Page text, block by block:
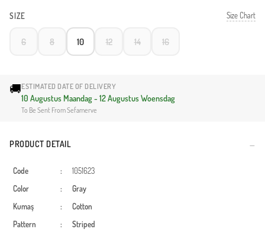
SIZE Size Chart
6 8 10 12 14 16
🚚ESTIMATED DATE OF DELIVERY
10 Augustus Maandag - 12 Augustus Woensdag
To Be Sent From Sefamerve
PRODUCT DETAIL
Code :
1051623
Color
:
Gray
Kumaş
:
Cotton
Pattern
:
Striped